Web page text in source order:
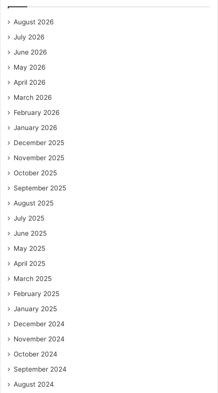
August 2026
July 2026
June 2026
May 2026
April 2026
March 2026
February 2026
January 2026
December 2025
November 2025
October 2025
September 2025
August 2025
July 2025
June 2025
May 2025
April 2025
March 2025
February 2025
January 2025
December 2024
November 2024
October 2024
September 2024
August 2024